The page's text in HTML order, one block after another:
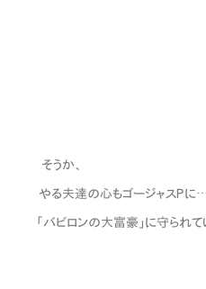
うか、
達の心もゴージャスPに
富豪」に守られていた